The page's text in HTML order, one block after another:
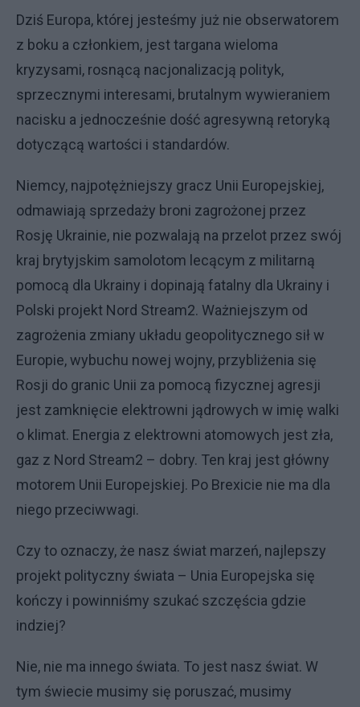
Dziś Europa, której jesteśmy już nie obserwatorem
z boku a członkiem, jest targana wieloma
kryzysami, rosnącą nacjonalizacją polityk,
sprzecznymi interesami, brutalnym wywieraniem
nacisku a jednocześnie dość agresywną retoryką
dotyczącą wartości i standardów.
Niemcy, najpotężniejszy gracz Unii Europejskiej,
odmawiają sprzedaży broni zagrożonej przez
Rosję Ukrainie, nie pozwalają na przelot przez swój
kraj brytyjskim samolotom lecącym z militarną
pomocą dla Ukrainy i dopinają fatalny dla Ukrainy i
Polski projekt Nord Stream2. Ważniejszym od
zagrożenia zmiany układu geopolitycznego sił w
Europie, wybuchu nowej wojny, przybliżenia się
Rosji do granic Unii za pomocą fizycznej agresji
jest zamknięcie elektrowni jądrowych w imię walki
o klimat. Energia z elektrowni atomowych jest zła,
gaz z Nord Stream2 – dobry. Ten kraj jest główny
motorem Unii Europejskiej. Po Brexicie nie ma dla
niego przeciwwagi.
Czy to oznaczy, że nasz świat marzeń, najlepszy
projekt polityczny świata – Unia Europejska się
kończy i powinniśmy szukać szczęścia gdzie
indziej?
Nie, nie ma innego świata. To jest nasz świat. W
tym świecie musimy się poruszać, musimy